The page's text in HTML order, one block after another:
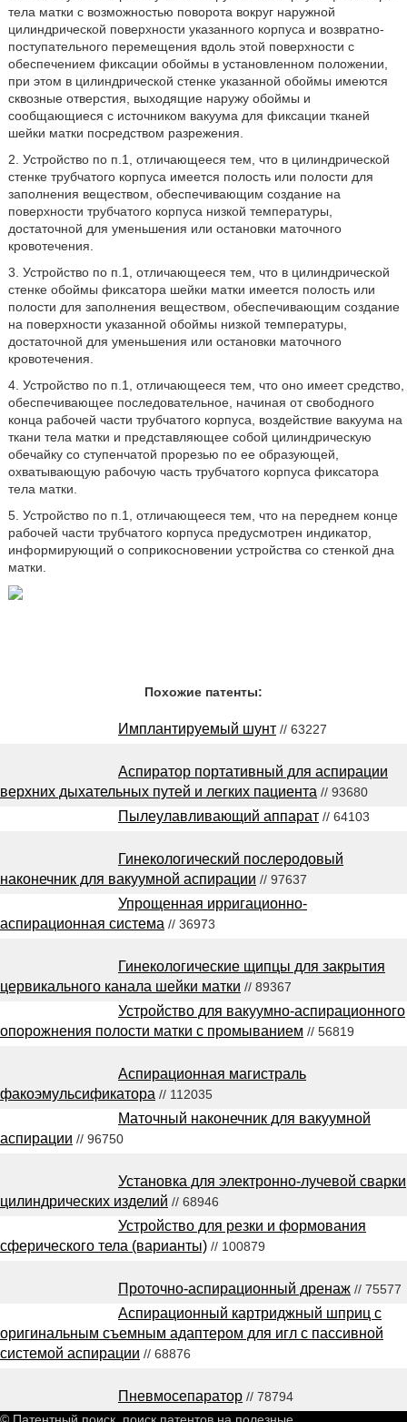
тела матки с возможностью поворота вокруг наружной
цилиндрической поверхности указанного корпуса и возвратно-
поступательного перемещения вдоль этой поверхности с
обеспечением фиксации обоймы в установленном положении,
при этом в цилиндрической стенке указанной обоймы имеются
сквозные отверстия, выходящие наружу обоймы и
сообщающиеся с источником вакуума для фиксации тканей
шейки матки посредством разрежения.
2. Устройство по п.1, отличающееся тем, что в цилиндрической
стенке трубчатого корпуса имеется полость или полости для
заполнения веществом, обеспечивающим создание на
поверхности трубчатого корпуса низкой температуры,
достаточной для уменьшения или остановки маточного
кровотечения.
3. Устройство по п.1, отличающееся тем, что в цилиндрической
стенке обоймы фиксатора шейки матки имеется полость или
полости для заполнения веществом, обеспечивающим создание
на поверхности указанной обоймы низкой температуры,
достаточной для уменьшения или остановки маточного
кровотечения.
4. Устройство по п.1, отличающееся тем, что оно имеет средство,
обеспечивающее последовательное, начиная от свободного
конца рабочей части трубчатого корпуса, воздействие вакуума на
ткани тела матки и представляющее собой цилиндрическую
обечайку со ступенчатой прорезью по ее образующей,
охватывающую рабочую часть трубчатого корпуса фиксатора
тела матки.
5. Устройство по п.1, отличающееся тем, что на переднем конце
рабочей части трубчатого корпуса предусмотрен индикатор,
информирующий о соприкосновении устройства со стенкой дна
матки.
Похожие патенты:
Имплантируемый шунт // 63227
Аспиратор портативный для аспирации
верхних дыхательных путей и легких пациента // 93680
Пылеулавливающий аппарат // 64103
Гинекологический послеродовый
наконечник для вакуумной аспирации // 97637
Упрощенная ирригационно-
аспирационная система // 36973
Гинекологические щипцы для закрытия
цервикального канала шейки матки // 89367
Устройство для вакуумно-аспирационного
опорожнения полости матки с промыванием // 56819
Аспирационная магистраль
факоэмульсификатора // 112035
Маточный наконечник для вакуумной
аспирации // 96750
Установка для электронно-лучевой сварки
цилиндрических изделий // 68946
Устройство для резки и формования
сферического тела (варианты) // 100879
Проточно-аспирационный дренаж // 75577
Аспирационный картриджный шприц с
оригинальным съемным адаптером для игл с пассивной
системой аспирации // 68876
Пневмосепаратор // 78794